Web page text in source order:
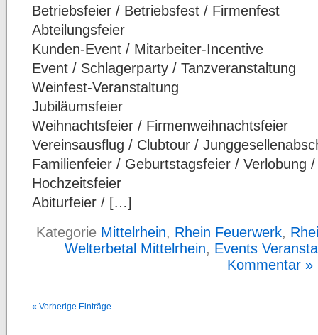
Betriebsfeier / Betriebsfest / Firmenfest
Abteilungsfeier
Kunden-Event / Mitarbeiter-Incentive
Event / Schlagerparty / Tanzveranstaltung
Weinfest-Veranstaltung
Jubiläumsfeier
Weihnachtsfeier / Firmenweihnachtsfeier
Vereinsausflug / Clubtour /
Familienfeier / Geburtstagsfeier / Verlobung
Hochzeitsfeier
Abiturfeier / […]
Kategorie Mittelrhein, Rhein Feuerwerk,
Welterbetal Mittelrhein, Events
Kommentar »
« Vorherige Einträge